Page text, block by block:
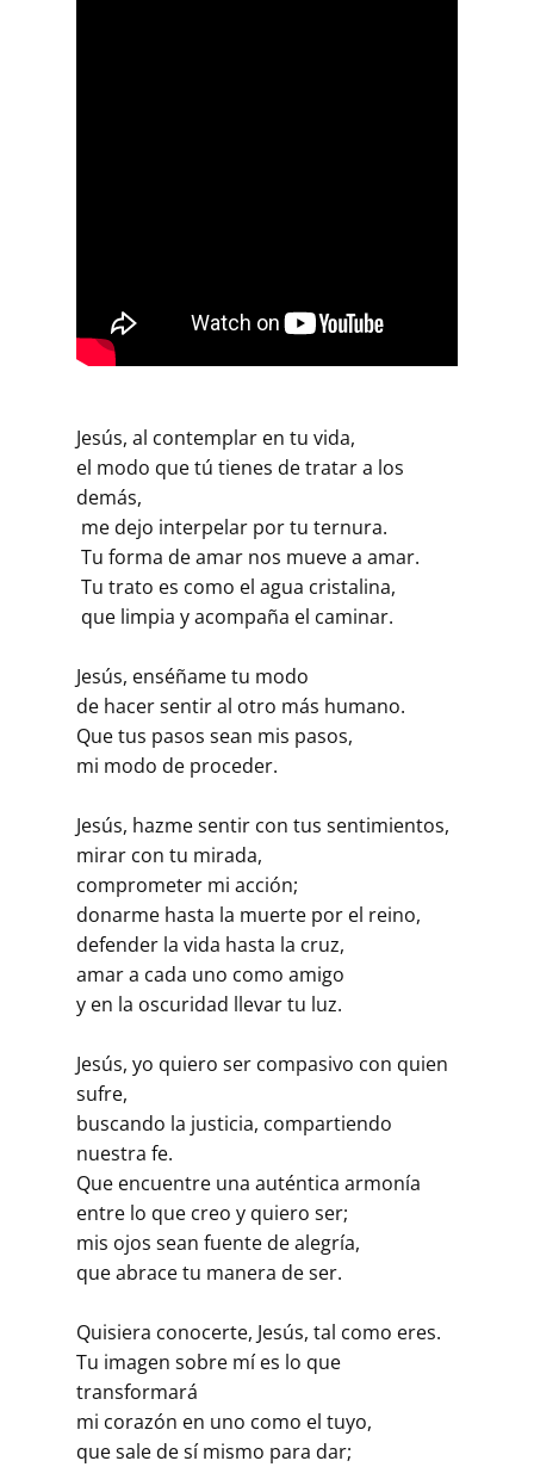
Jesús, al contemplar en tu vida,
el modo que tú tienes de tratar a los
demás,
me dejo interpelar por tu ternura.
Tu forma de amar nos mueve a amar.
Tu trato es como el agua cristalina,
que limpia y acompaña el caminar.
Jesús, enséñame tu modo
de hacer sentir al otro más humano.
Que tus pasos sean mis pasos,
mi modo de proceder.
Jesús, hazme sentir con tus sentimientos,
mirar con tu mirada,
comprometer mi acción;
donarme hasta la muerte por el reino,
defender la vida hasta la cruz,
amar a cada uno como amigo
y en la oscuridad llevar tu luz.
Jesús, yo quiero ser compasivo con quien
sufre,
buscando la justicia, compartiendo
nuestra fe.
Que encuentre una auténtica armonía
entre lo que creo y quiero ser;
mis ojos sean fuente de alegría,
que abrace tu manera de ser.
Quisiera conocerte, Jesús, tal como eres.
Tu imagen sobre mí es lo que
transformará
mi corazón en uno como el tuyo,
que sale de sí mismo para dar;